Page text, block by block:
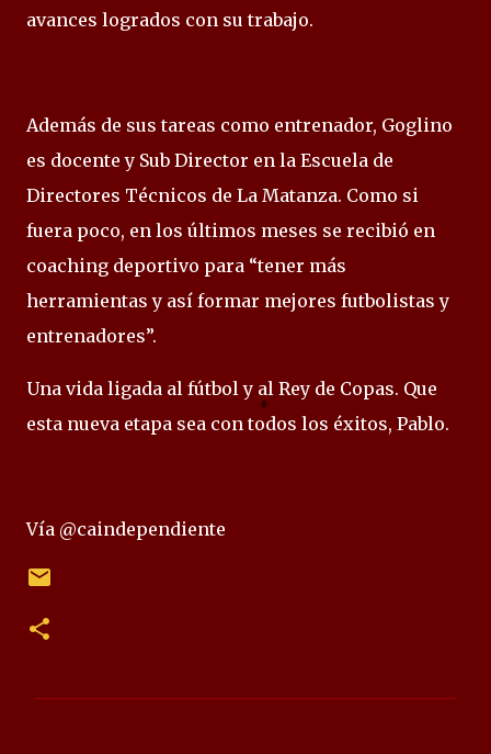
avances logrados con su trabajo.
Además de sus tareas como entrenador, Goglino
es docente y Sub Director en la Escuela de
Directores Técnicos de La Matanza. Como si
fuera poco, en los últimos meses se recibió en
coaching deportivo para “tener más
herramientas y así formar mejores futbolistas y
entrenadores”.
Una vida ligada al fútbol y al Rey de Copas. Que
esta nueva etapa sea con todos los éxitos, Pablo.
Vía @caindependiente